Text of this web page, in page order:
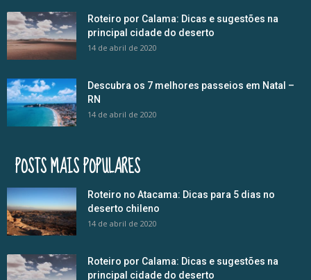
Roteiro por Calama: Dicas e sugestões na
principal cidade do deserto
14 de abril de 2020
Descubra os 7 melhores passeios em Natal –
RN
14 de abril de 2020
POSTS MAIS POPULARES
Roteiro no Atacama: Dicas para 5 dias no
deserto chileno
14 de abril de 2020
Roteiro por Calama: Dicas e sugestões na
principal cidade do deserto